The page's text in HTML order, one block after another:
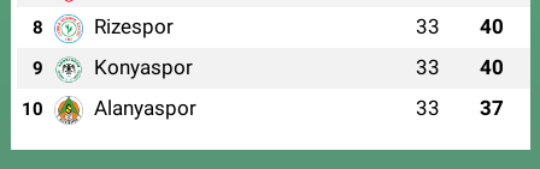
8 Rizespor 33 40
9 Konyaspor 33 40
10 Alanyaspor 33 37